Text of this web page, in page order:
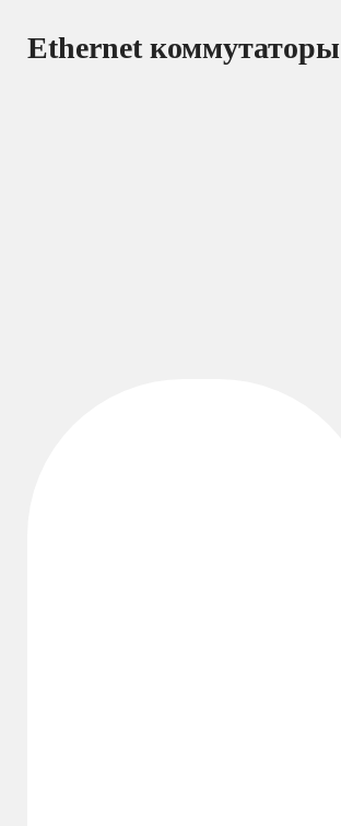
Ethernet коммутаторы